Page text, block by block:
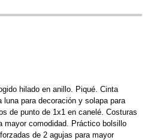
hilado en anillo. Piqué. Cinta
para decoración y solapa para
de punto de 1x1 en canelé. Costuras
mayor comodidad. Práctico bolsillo
de 2 agujas para mayor